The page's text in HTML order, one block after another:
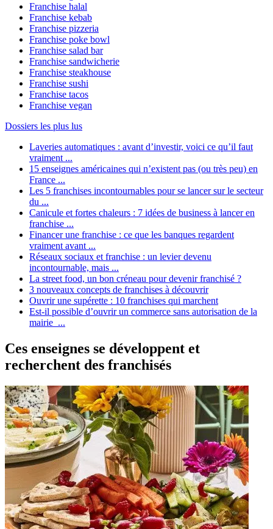
Franchise halal
Franchise kebab
Franchise pizzeria
Franchise poke bowl
Franchise salad bar
Franchise sandwicherie
Franchise steakhouse
Franchise sushi
Franchise tacos
Franchise vegan
Dossiers les plus lus
Laveries automatiques : avant d’investir, voici ce qu’il faut
vraiment ...
15 enseignes américaines qui n’existent pas (ou très peu) en
France ...
Les 5 franchises incontournables pour se lancer sur le secteur
du ...
Canicule et fortes chaleurs : 7 idées de business à lancer en
franchise ...
Financer une franchise : ce que les banques regardent
vraiment avant ...
Réseaux sociaux et franchise : un levier devenu
incontournable, mais ...
La street food, un bon créneau pour devenir franchisé ?
3 nouveaux concepts de franchises à découvrir
Ouvrir une supérette : 10 franchises qui marchent
Est-il possible d’ouvrir un commerce sans autorisation de la
mairie ...
Ces enseignes se développent et
recherchent des franchisés